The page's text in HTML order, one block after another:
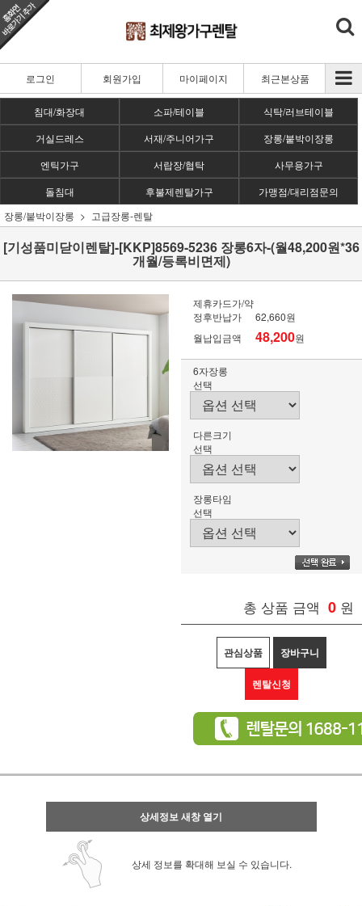
로그인 회원가입 마이페이지 최근본상품
침대/화장대 소파/테이블
식탁/러브테이블
거실드레스
서재/주니어가구
장롱/붙박이장롱
엔틱가구
서랍장/협탁
사무용가구
돌침대
후불제렌탈가구
가맹점/대리점문의
장롱/붙박이장롱
고급장롱-렌탈
[기성품미닫이렌탈]-[KKP]8569-5236 장롱6자-(월48,200원*36
개월/등록비면제)
제휴카드가/약
정후반납가
62,660원
월납입금액
48,200원
6자장롱
선택
다른크기
선택
장롱타임
선택
총 상품 금액 0 원
관심상품 장바구니
렌탈신청
상세정보 새창 열기
상세 정보를 확대해 보실 수 있습니다.